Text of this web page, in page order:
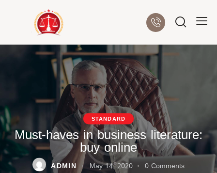
STANDARD
Must-haves in business literature:
buy online
ADMIN May 14, 2020 0Comments